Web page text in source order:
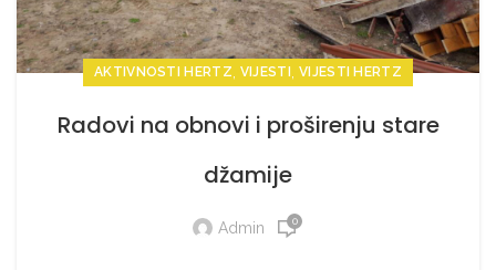
AKTIVNOSTI HERTZ, VIJESTI , VIJESTI HERTZ
Radovi na obnovi i proširenju stare
džamije
Admin 0